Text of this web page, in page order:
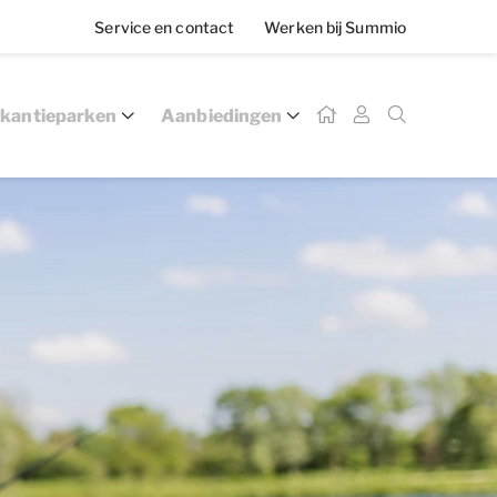
Service en contact Werken bij Summio
Aanbiedingen